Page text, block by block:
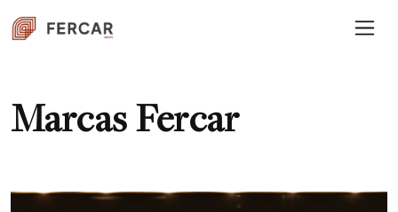
Marcas Fercar